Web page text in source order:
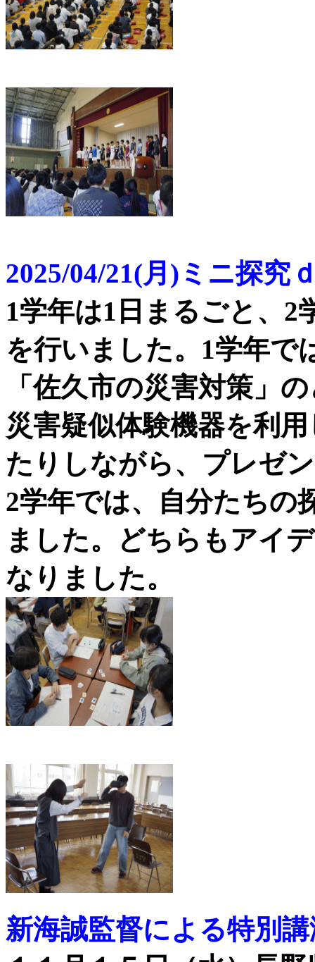
2025/04/21(月)ミニ探究
1学年は1日まるごと、2
を行いました。1学年で
「佐久市の災害対策」
災害疑似体験機器を利
たりしながら、プレゼ
2学年では、自分たちの
ました。どちらもアイ
なりました。
新海誠監督による特別